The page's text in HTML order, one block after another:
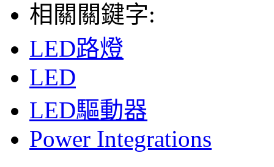
相關關鍵字:
LED路燈
LED
LED驅動器
Power Integrations